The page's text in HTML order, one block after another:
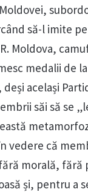
să-l imite
Moldova,
medalii de
deși același
săi să se
vedere că
morală, fără
și, pentru a